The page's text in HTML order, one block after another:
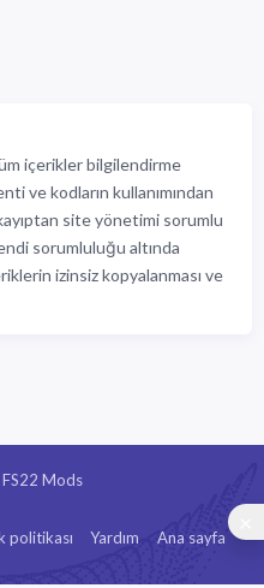
içerikler bilgilendirme
ve kodların kullanımından
site yönetimi sorumlu
sorumluluğu altında
izinsiz kopyalanması ve
FS22 Mods
politikası Yardım
Ana sayfa